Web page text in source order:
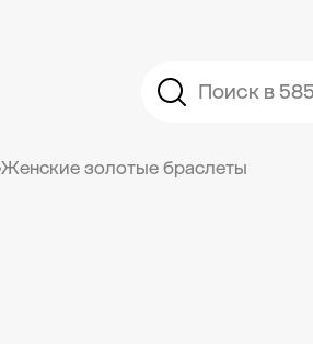
Поиск в
Женские золотые браслеты